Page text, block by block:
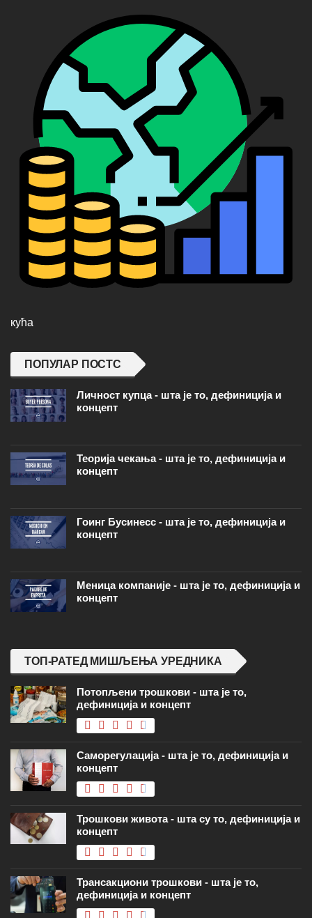
кућа
ПОПУЛАР ПОСТС
Личност купца - шта је то, дефиниција и
концепт
Теорија чекања - шта је то, дефиниција и
концепт
Гоинг Бусинесс - шта је то, дефиниција и
концепт
Меница компаније - шта је то, дефиниција и
концепт
ТОП-РАТЕД МИШЉЕЊА УРЕДНИКА
Потопљени трошкови - шта је то,
дефиниција и концепт
Саморегулација - шта је то, дефиниција и
концепт
Трошкови живота - шта су то, дефиниција и
концепт
Трансакциони трошкови - шта је то,
дефиниција и концепт